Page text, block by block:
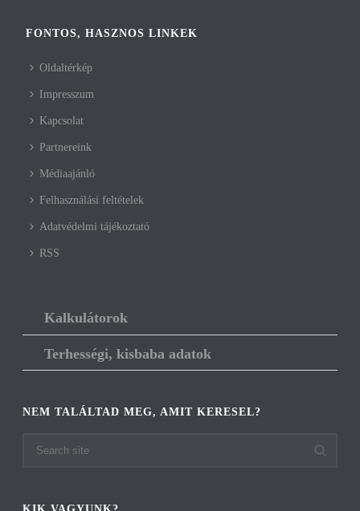
FONTOS, HASZNOS LINKEK
Oldaltérkép
Impresszum
Kapcsolat
Partnereink
Médiaajánló
Felhasználási feltételek
Adatvédelmi tájékoztató
RSS
Kalkulátorok
Terhességi, kisbaba adatok
NEM TALÁLTAD MEG, AMIT KERESEL?